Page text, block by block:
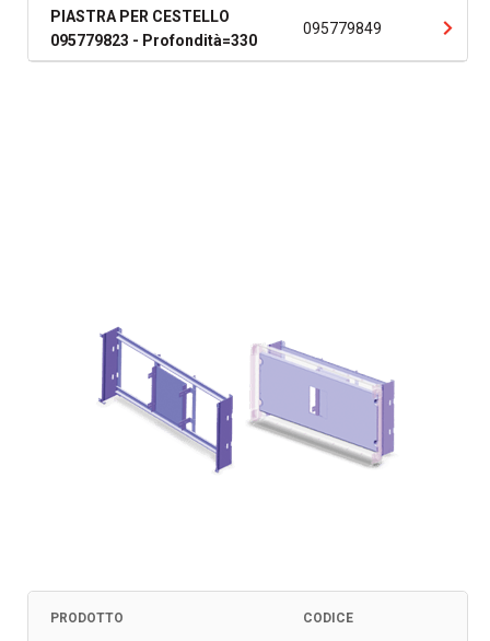
PIASTRA PER CESTELLO
095779823 - Profondità=330
095779849
PRODOTTO CODICE